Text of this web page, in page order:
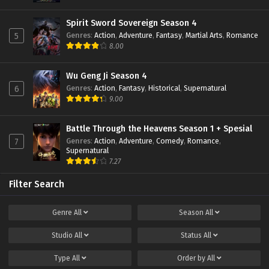
Eps 240 - December 24, 2022
Soul Land Season 2 Episode 239 Subtitle
Soul Land Season 2 Episode 238 Subtitle
Indonesia
Soul Land Season 2 Episode 237 Subtitle
Indonesia
Eps 237 - December 3, 2022
Eps 236 - November 26, 2022
Soul Land Season 2 Episode 235 Subtitle
Eps 235 - November 22, 2022
5
Spirit Sword Sovereign Season 4
Genres: Action, Adventure, Fantasy, Martial Arts, Romance
8.00
6
Wu Geng Ji Season 4
Genres: Action, Fantasy, Historical, Supernatural
9.00
7
Battle Through the Heavens Season 1 + Spesial
Genres: Action, Adventure, Comedy, Romance,
Supernatural
7.27
Filter Search
Genre All Season All
Studio All Status All
Type All Order by All